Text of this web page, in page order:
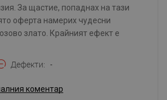
За щастие, попаднах на тази
оферта намерих чудесни
злато. Крайният ефект е
Дефекти -
коментар